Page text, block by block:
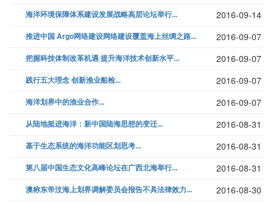
海洋环境保障体系建设发展战略高层论坛举行... 2016-09-14
推进中国 Argo网络建设网络建设覆盖海上丝绸之路... 2016-09-07
把握科技体制改革机遇 提升海洋技术创新水平... 2016-09-07
践行五大理念 创新渔业船检... 2016-09-07
海洋划界中的渔业合作... 2016-09-07
从陆地挺进海洋：新中国陆海思想的变迁... 2016-08-31
基于生态系统的海洋功能区划思考... 2016-08-31
第八届中国生态文化高峰论坛在广西北海举行... 2016-08-31
澳称东帝汶海上划界调解委员会报告不具法律效力... 2016-08-30